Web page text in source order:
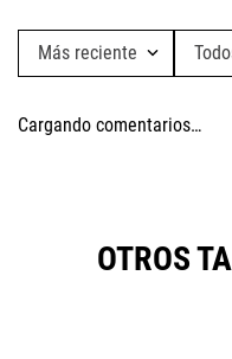
Más reciente
Cargando comentarios…
OTROS